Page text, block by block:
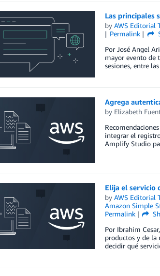
Las principales
by AWS Editorial
Permalink
Por José Angel
mayor evento de
sesiones, entre
Agrega
by Elizabeth
integrar el
Amplify Studio
Elija el servicio
by AWS Editorial
Amazon Simple
Permalink
Por Ibrahim
productos y de la
decidir qué